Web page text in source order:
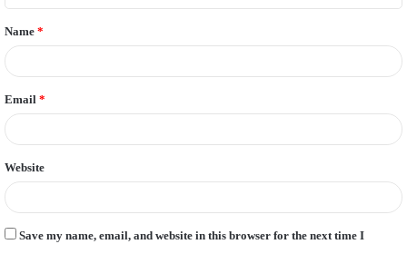
t
*
Name *
Email *
Website
Save my name, email, and website in this browser for the next time I